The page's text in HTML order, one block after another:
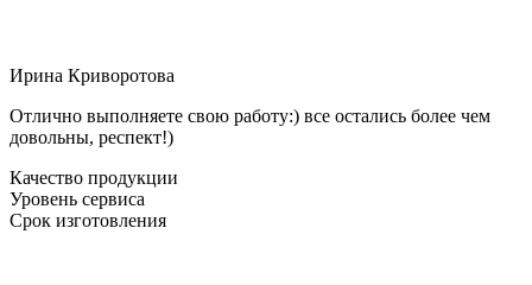
Ирина Криворотова
Отлично выполняете свою работу:) все остались более чем
довольны, респект!)
Качество продукции
Уровень сервиса
Срок изготовления